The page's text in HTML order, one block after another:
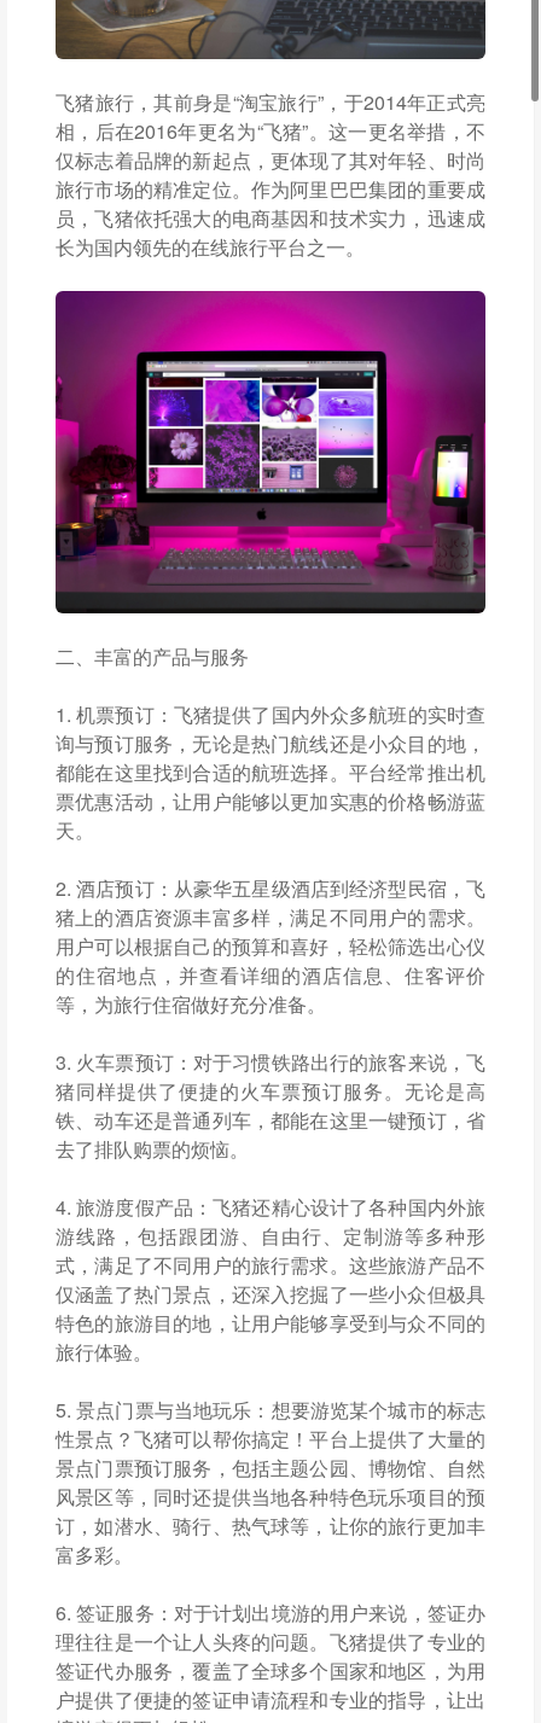
飞猪旅行，其前身是“淘宝旅行”，于2014年正式亮
相，后在2016年更名为“飞猪”。这一更名举措，不
仅标志着品牌的新起点，更体现了其对年轻、时尚
旅行市场的精准定位。作为阿里巴巴集团的重要成
员，飞猪依托强大的电商基因和技术实力，迅速成
长为国内领先的在线旅行平台之一。
二、丰富的产品与服务
1. 机票预订：飞猪提供了国内外众多航班的实时查
询与预订服务，无论是热门航线还是小众目的地，
都能在这里找到合适的航班选择。平台经常推出机
票优惠活动，让用户能够以更加实惠的价格畅游蓝
天。
2. 酒店预订：从豪华五星级酒店到经济型民宿，飞
猪上的酒店资源丰富多样，满足不同用户的需求。
用户可以根据自己的预算和喜好，轻松筛选出心仪
的住宿地点，并查看详细的酒店信息、住客评价
等，为旅行住宿做好充分准备。
3. 火车票预订：对于习惯铁路出行的旅客来说，飞
猪同样提供了便捷的火车票预订服务。无论是高
铁、动车还是普通列车，都能在这里一键预订，省
去了排队购票的烦恼。
4. 旅游度假产品：飞猪还精心设计了各种国内外旅
游线路，包括跟团游、自由行、定制游等多种形
式，满足了不同用户的旅行需求。这些旅游产品不
仅涵盖了热门景点，还深入挖掘了一些小众但极具
特色的旅游目的地，让用户能够享受到与众不同的
旅行体验。
5. 景点门票与当地玩乐：想要游览某个城市的标志
性景点？飞猪可以帮你搞定！平台上提供了大量的
景点门票预订服务，包括主题公园、博物馆、自然
风景区等，同时还提供当地各种特色玩乐项目的预
订，如潜水、骑行、热气球等，让你的旅行更加丰
富多彩。
6. 签证服务：对于计划出境游的用户来说，签证办
理往往是一个让人头疼的问题。飞猪提供了专业的
签证代办服务，覆盖了全球多个国家和地区，为用
户提供了便捷的签证申请流程和专业的指导，让出